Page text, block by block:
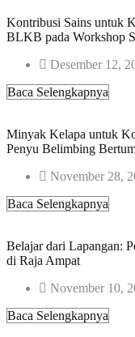
Kontribusi Sains untuk
BLKB pada Workshop
Desember 12,
Baca Selengkapnya
Minyak Kelapa untuk
Penyu Belimbing
November 28,
Baca Selengkapnya
Belajar dari Lapangan:
di Raja Ampat​
November 10,
Baca Selengkapnya